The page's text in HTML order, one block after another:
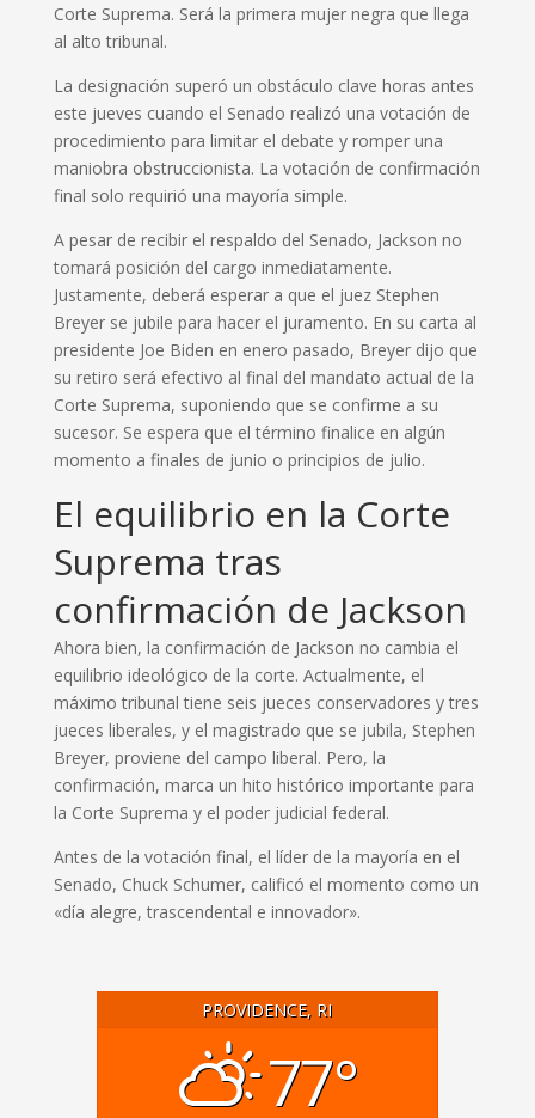
Corte Suprema. Será la primera mujer negra que llega
al alto tribunal.
La designación superó un obstáculo clave horas antes
este jueves cuando el Senado realizó una votación de
procedimiento para limitar el debate y romper una
maniobra obstruccionista. La votación de confirmación
final solo requirió una mayoría simple.
A pesar de recibir el respaldo del Senado, Jackson no
tomará posición del cargo inmediatamente.
Justamente, deberá esperar a que el juez Stephen
Breyer se jubile para hacer el juramento. En su carta al
presidente Joe Biden en enero pasado, Breyer dijo que
su retiro será efectivo al final del mandato actual de la
Corte Suprema, suponiendo que se confirme a su
sucesor. Se espera que el término finalice en algún
momento a finales de junio o principios de julio.
El equilibrio en la Corte
Suprema tras
confirmación de Jackson
Ahora bien, la confirmación de Jackson no cambia el
equilibrio ideológico de la corte. Actualmente, el
máximo tribunal tiene seis jueces conservadores y tres
jueces liberales, y el magistrado que se jubila, Stephen
Breyer, proviene del campo liberal. Pero, la
confirmación, marca un hito histórico importante para
la Corte Suprema y el poder judicial federal.
Antes de la votación final, el líder de la mayoría en el
Senado, Chuck Schumer, calificó el momento como un
«día alegre, trascendental e innovador».
PROVIDENCE, RI
77°